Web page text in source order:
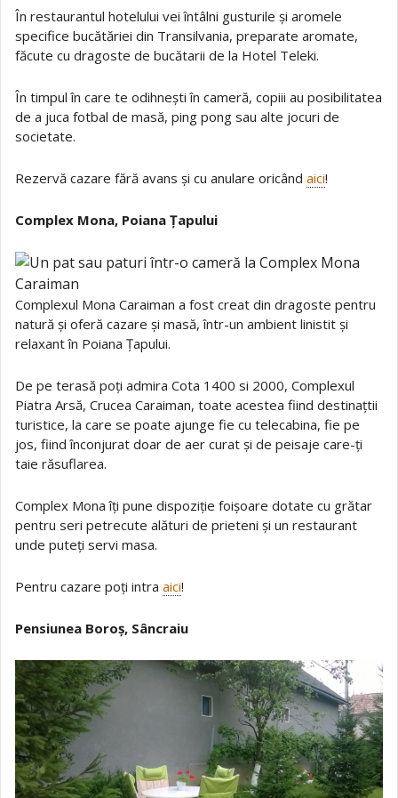
În restaurantul hotelului vei întâlni gusturile și aromele
specifice bucătăriei din Transilvania, preparate aromate,
făcute cu dragoste de bucătarii de la Hotel Teleki.
În timpul în care te odihnești în cameră, copiii au posibilitatea
de a juca fotbal de masă, ping pong sau alte jocuri de
societate.
Rezervă cazare fără avans și cu anulare oricând aici!
Complex Mona, Poiana Țapului
Complexul Mona Caraiman a fost creat din dragoste pentru
natură și oferă cazare și masă, într-un ambient linistit și
relaxant în Poiana Țapului.
De pe terasă poți admira Cota 1400 si 2000, Complexul
Piatra Arsă, Crucea Caraiman, toate acestea fiind destinațtii
turistice, la care se poate ajunge fie cu telecabina, fie pe
jos, fiind înconjurat doar de aer curat și de peisaje care-ți
taie răsuflarea.
Complex Mona îți pune dispoziție foișoare dotate cu grătar
pentru seri petrecute alături de prieteni și un restaurant
unde puteți servi masa.
Pentru cazare poți intra aici!
Pensiunea Boroș, Sâncraiu